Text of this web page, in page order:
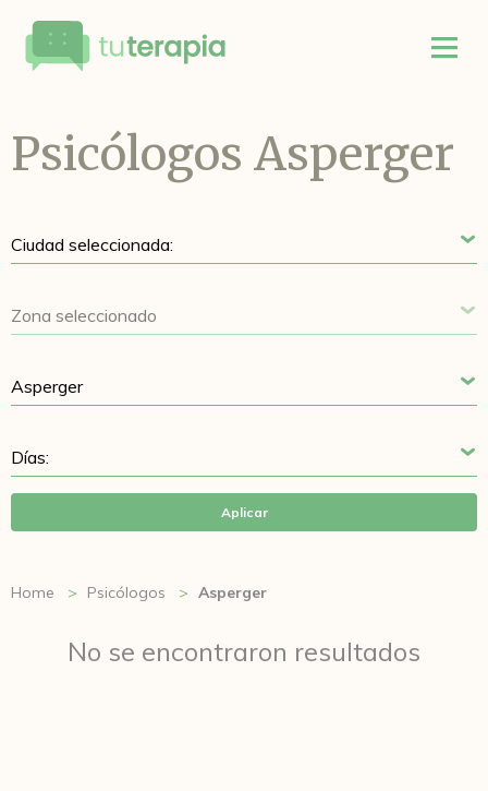
Psicólogos Asperger
Aplicar
Home Psicólogos Asperger
No se encontraron resultados